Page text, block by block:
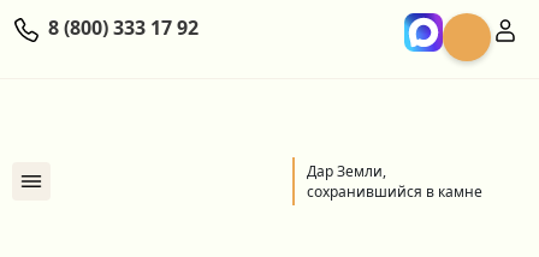
8 (800) 333 17 92
Дар Земли,
сохранившийся в камне